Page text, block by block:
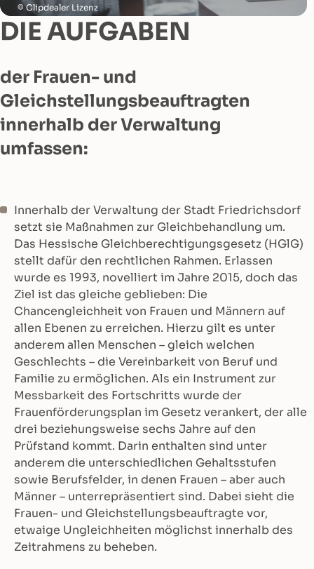
Clipdealer Lizenz
DIE AUFGABEN
der Frauen- und
Gleichstellungsbeauftragten
innerhalb der Verwaltung
umfassen:
Innerhalb der Verwaltung der Stadt Friedrichsdorf
setzt sie Maßnahmen zur Gleichbehandlung um.
Das Hessische Gleichberechtigungsgesetz (HGlG)
stellt dafür den rechtlichen Rahmen. Erlassen
wurde es 1993, novelliert im Jahre 2015, doch das
Ziel ist das gleiche geblieben: Die
Chancengleichheit von Frauen und Männern auf
allen Ebenen zu erreichen. Hierzu gilt es unter
anderem allen Menschen – gleich welchen
Geschlechts – die Vereinbarkeit von Beruf und
Familie zu ermöglichen. Als ein Instrument zur
Messbarkeit des Fortschritts wurde der
Frauenförderungsplan im Gesetz verankert, der alle
drei beziehungsweise sechs Jahre auf den
Prüfstand kommt. Darin enthalten sind unter
anderem die unterschiedlichen Gehaltsstufen
sowie Berufsfelder, in denen Frauen – aber auch
Männer – unterrepräsentiert sind. Dabei sieht die
Frauen- und Gleichstellungsbeauftragte vor,
etwaige Ungleichheiten möglichst innerhalb des
Zeitrahmens zu beheben.